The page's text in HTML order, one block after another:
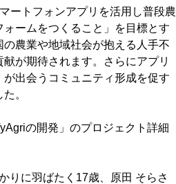
ートフォンアプリを活用し普段農
ームをつくること」を目標とす
農業や地域社会が抱える人手不
が期待されます。さらにアプリ
出会うコミュニティ形成を促す
。
の開発」のプロジェクト詳細
りに羽ばたく17歳、原田 そらさ